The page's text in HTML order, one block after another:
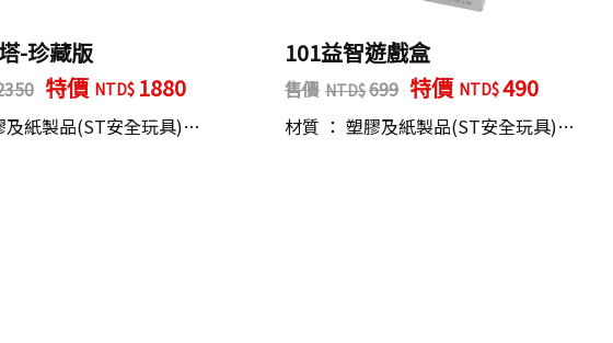
-珍藏版
特價 1880
及紙製品(ST安全玩具)…
101益智遊戲盒
售價 699 特價 490
材質 ： 塑膠及紙製品(ST安全玩具)…